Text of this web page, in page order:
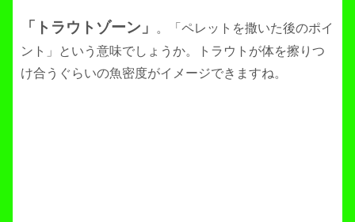
「トラウトゾーン」
。「ペレットを撒いた後のポイ
ント」という意味でしょうか。トラウトが体を擦りつ
け合うぐらいの魚密度がイメージできますね。